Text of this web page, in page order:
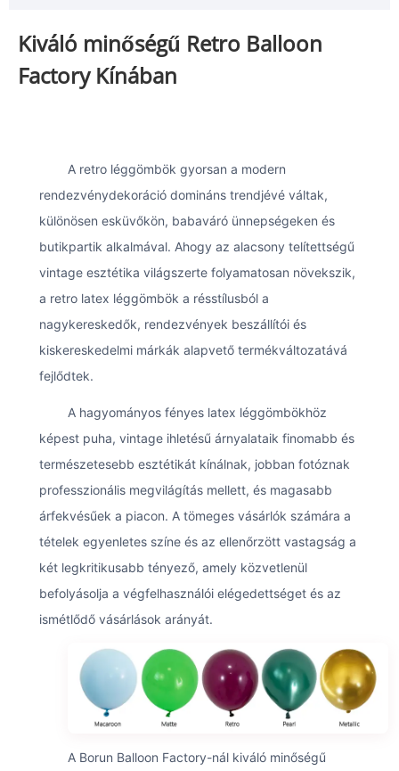
Kiváló minőségű Retro Balloon
Factory Kínában
A retro léggömbök gyorsan a modern
rendezvénydekoráció domináns trendjévé váltak,
különösen esküvőkön, babaváró ünnepségeken és
butikpartik alkalmával. Ahogy az alacsony telítettségű
vintage esztétika világszerte folyamatosan növekszik,
a retro latex léggömbök a résstílusból a
nagykereskedők, rendezvények beszállítói és
kiskereskedelmi márkák alapvető termékváltozatává
fejlődtek.
A hagyományos fényes latex léggömbökhöz
képest puha, vintage ihletésű árnyalataik finomabb és
természetesebb esztétikát kínálnak, jobban fotóznak
professzionális megvilágítás mellett, és magasabb
árfekvésűek a piacon. A tömeges vásárlók számára a
tételek egyenletes színe és az ellenőrzött vastagság a
két legkritikusabb tényező, amely közvetlenül
befolyásolja a végfelhasználói elégedettséget és az
ismétlődő vásárlások arányát.
A Borun Balloon Factory-nál kiváló minőségű